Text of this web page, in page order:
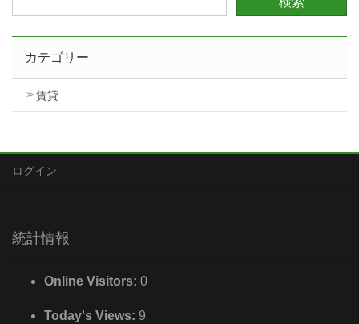
カテゴリー
賃貸
ログイン
統計情報
Online Visitors: 0
Today's Views: 9